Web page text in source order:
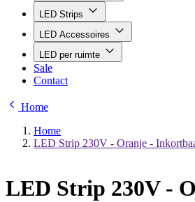
LED Strips
LED Accessoires
LED per ruimte
Sale
Contact
Home
Home
LED Strip 230V - Oranje -
LED Strip 230V -